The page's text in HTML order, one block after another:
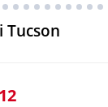
Tucson